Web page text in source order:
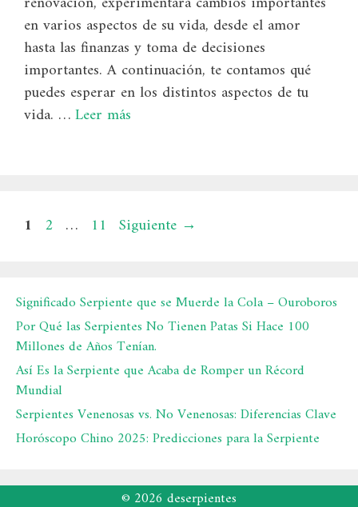
en varios aspectos de su vida, desde el amor
hasta las finanzas y toma de decisiones
importantes. A continuación, te contamos qué
puedes esperar en los distintos aspectos de tu
vida. …Leer más
Página
1 Página
2 … Página
11 Siguiente →
Significado Serpiente que se Muerde la Cola – Ouroboros
Por Qué las Serpientes No Tienen Patas Si Hace 100
Millones de Años Tenían.
Así Es la Serpiente que Acaba de Romper un Récord
Mundial
Serpientes Venenosas vs. No Venenosas: Diferencias Clave
Horóscopo Chino 2025: Predicciones para la Serpiente
© 2026 deserpientes